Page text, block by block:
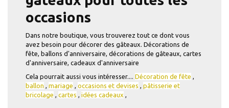
occasions
Dans notre boutique, vous trouverez tout ce dont vous
avez besoin pour décorer des gâteaux. Décorations de
fête, ballons d'anniversaire, décorations de gâteaux, cartes
d'anniversaire, cadeaux d'anniversaire
Cela pourrait aussi vous intéresser.... Décoration de fête ,
ballon , mariage , occasions et devises , pâtisserie et
bricolage , cartes , idées cadeaux ,